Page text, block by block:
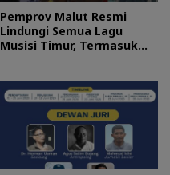
Pemprov Malut Resmi
Lindungi Semua Lagu
Musisi Timur, Termasuk